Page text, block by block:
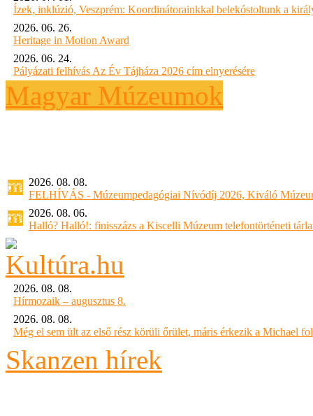
Ízek, inklúzió, Veszprém: Koordinátorainkkal belekóstoltunk a
2026. 06. 26.
Heritage in Motion Award
2026. 06. 24.
Pályázati felhívás Az Év Tájháza 2026 cím elnyerésére
Magyar Múzeumok
2026. 08. 08.
FELHÍVÁS - Múzeumpedagógiai Nívódíj 2026, Kiváló
2026. 08. 06.
Halló? Halló!: finisszázs a Kiscelli Múzeum telefontörténeti
2026. 08. 08.
Hírmozaik – augusztus 8.
2026. 08. 08.
Még el sem ült az első rész körüli őrület, máris érkezik a Michael
Skanzen hírek